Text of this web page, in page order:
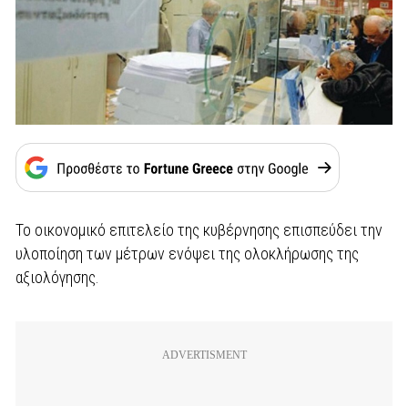
Το οικονομικό επιτελείο της κυβέρνησης επισπεύδει την
υλοποίηση των μέτρων ενόψει της ολοκλήρωσης της
αξιολόγησης.